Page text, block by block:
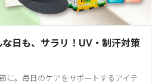
な日も、サラリ！UV・制汗対策
に。毎日のケアをサポートするアイテ